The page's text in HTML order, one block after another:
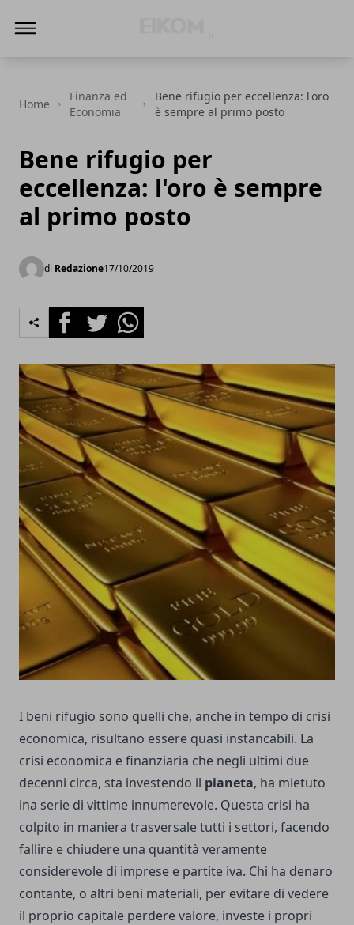
Home
Finanza ed
Economia
Bene rifugio per eccellenza: l'oro
è sempre al primo posto
Bene rifugio per
eccellenza: l'oro è sempre
al primo posto
di Redazione17/10/2019
FacebookTwitterWhatsapp
I beni rifugio sono quelli che, anche in tempo di crisi
economica, risultano essere quasi instancabili. La
crisi economica e finanziaria che negli ultimi due
decenni circa, sta investendo il pianeta, ha mietuto
ina serie di vittime innumerevole. Questa crisi ha
colpito in maniera trasversale tutti i settori, facendo
fallire e chiudere una quantità veramente
considerevole di imprese e partite iva. Chi ha denaro
contante, o altri beni materiali, per evitare di vedere
il proprio capitale perdere valore, investe i propri